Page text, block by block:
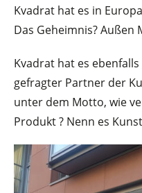
Kvadrat hat es in
Das Geheimnis? Außen
Kvadrat hat es
gefragter Partner der
unter dem Motto, wie
Produkt ? Nenn es